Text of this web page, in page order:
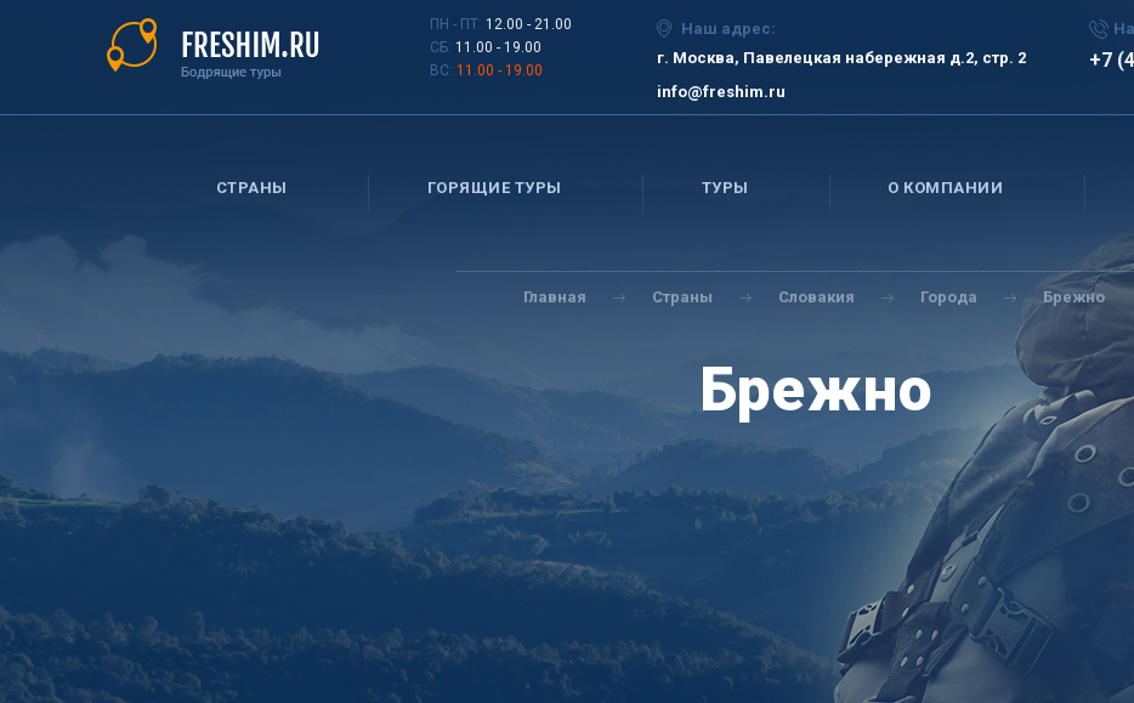
ПН - ПТ: 12.00 - 21.00
СБ: 11.00 - 19.00
ВС: 11.00 - 19.00
Наш адрес:
г. Москва, Павелецкая набережная д.2, стр. 2
info@freshim.ru
+7
СТРАНЫ ГОРЯЩИЕ ТУРЫ ТУРЫ О КОМПАНИИ
Вы
здесь
Главная Страны Словакия Города Брежно
Брежно